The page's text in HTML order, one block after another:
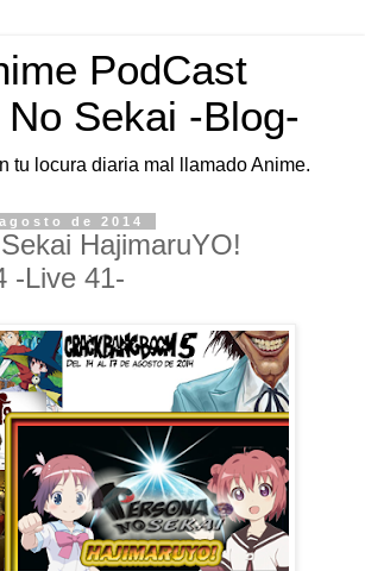
PodCast
Sekai -Blog-
tu locura diaria mal llamado Anime.
de 2014
HajimaruYO!
-Live 41-